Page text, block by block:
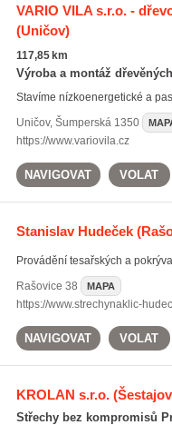
VARIO VILA s.r.o. -
(Uničov)
117,85 km
Výroba a montáž
Stavíme nízkoenergetické a
Uničov, Šumperská 1350
https://www.variovila.cz
NAVIGOVAT VOLAT
Stanislav Hudeček
Provádění tesařských a
Rašovice 38 MAPA
https://www.strechynaklic-
NAVIGOVAT VOLAT
KROLAN s.r.o.
Střechy bez kompromisů